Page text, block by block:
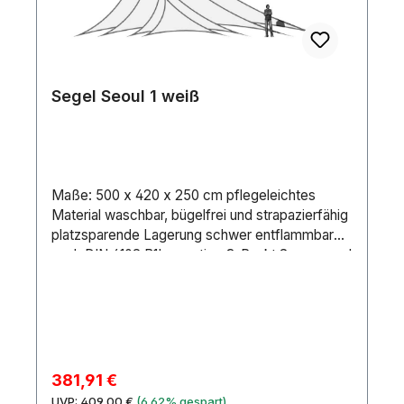
Segel Seoul 1 weiß
Maße: 500 x 420 x 250 cm pflegeleichtes
Material waschbar, bügelfrei und strapazierfähig
platzsparende Lagerung schwer entflammbar
nach DIN 4102 B1Innovative 3-Punkt Spannsegel
und Dekoration. Die Segel können in ganz
unterschiedlichen Formationen installiert und so
Verkaufspreis:
381,91 €
Regulärer Preis: